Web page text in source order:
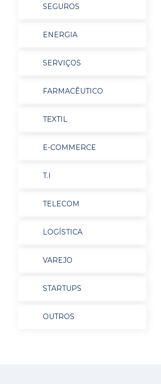
SEGUROS
ENERGIA
SERVIÇOS
FARMACÊUTICO
TEXTIL
E-COMMERCE
T.I
TELECOM
LOGÍSTICA
VAREJO
STARTUPS
OUTROS